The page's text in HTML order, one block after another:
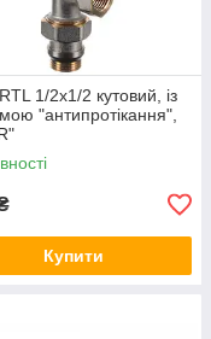
1/2x1/2 кутовий, із
"антипротікання",
Купити